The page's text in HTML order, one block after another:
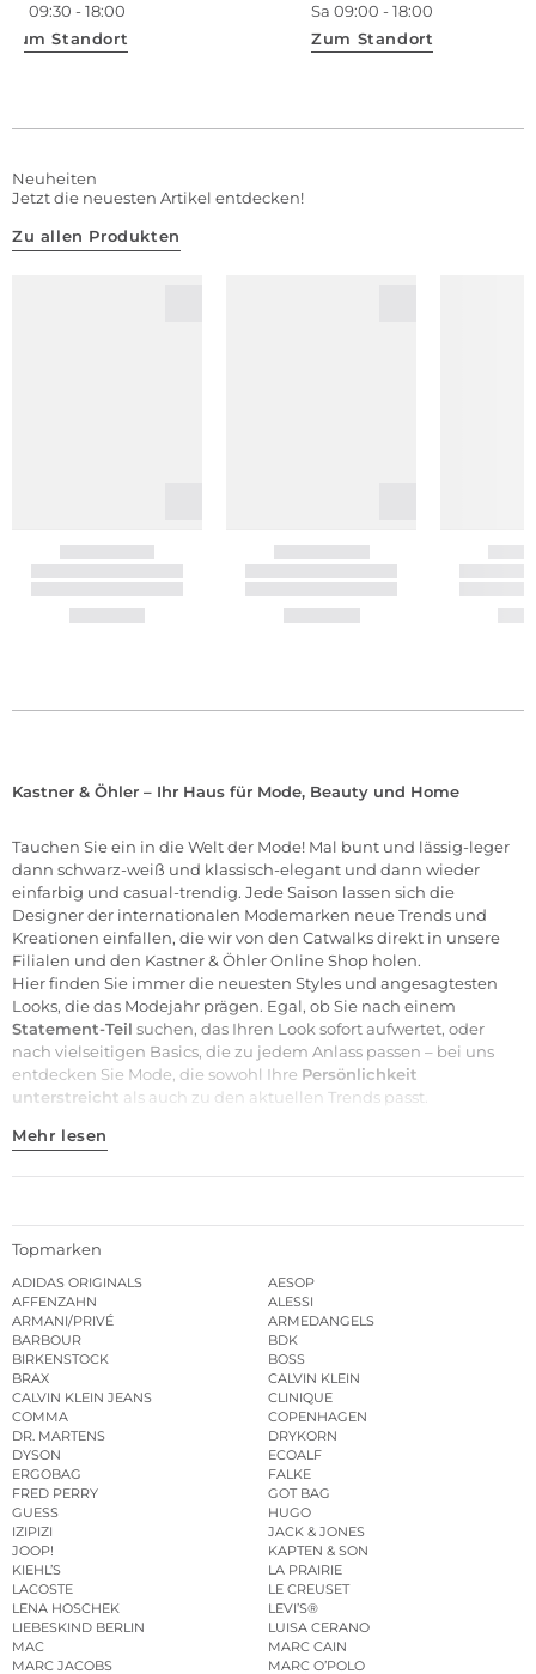
Sa 09:30 - 18:00
Zum Standort
Sa 09:00 - 18:00
Zum Standort
Neuheiten
Jetzt die neuesten Artikel entdecken!
Zu allen Produkten
Kastner & Öhler – Ihr Haus für Mode, Beauty und Home
Tauchen Sie ein in die Welt der Mode! Mal bunt und lässig-leger
dann schwarz-weiß und klassisch-elegant und dann wieder
einfarbig und casual-trendig. Jede Saison lassen sich die
Designer der internationalen Modemarken neue Trends und
Kreationen einfallen, die wir von den Catwalks direkt in unsere
Filialen und den Kastner & Öhler Online Shop holen.
Hier finden Sie immer die neuesten Styles und angesagtesten
Looks, die das Modejahr prägen. Egal, ob Sie nach einem
Statement-Teil suchen, das Ihren Look sofort aufwertet, oder
nach vielseitigen Basics, die zu jedem Anlass passen – bei uns
entdecken Sie Mode, die sowohl Ihre Persönlichkeit
unterstreicht als auch zu den aktuellen Trends passt.
Mehr lesen
Topmarken
ADIDAS ORIGINALS
AESOP
AFFENZAHN
ALESSI
ARMANI/PRIVÉ
ARMEDANGELS
BARBOUR
BDK
BIRKENSTOCK
BOSS
BRAX
CALVIN KLEIN
CALVIN KLEIN JEANS
CLINIQUE
COMMA
COPENHAGEN
DR. MARTENS
DRYKORN
DYSON
ECOALF
ERGOBAG
FALKE
FRED PERRY
GOT BAG
GUESS
HUGO
IZIPIZI
JACK & JONES
JOOP!
KAPTEN & SON
KIEHL’S
LA PRAIRIE
LACOSTE
LE CREUSET
LENA HOSCHEK
LEVI’S®
LIEBESKIND BERLIN
LUISA CERANO
MAC
MARC CAIN
MARC JACOBS
MARC O’POLO